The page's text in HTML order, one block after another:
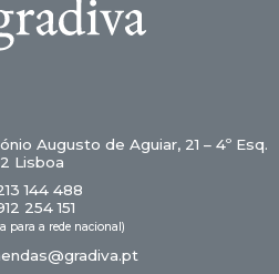
Augusto de Aguiar, 21 – 4º Esq.
Lisboa
144 488
254 151
para a rede nacional)